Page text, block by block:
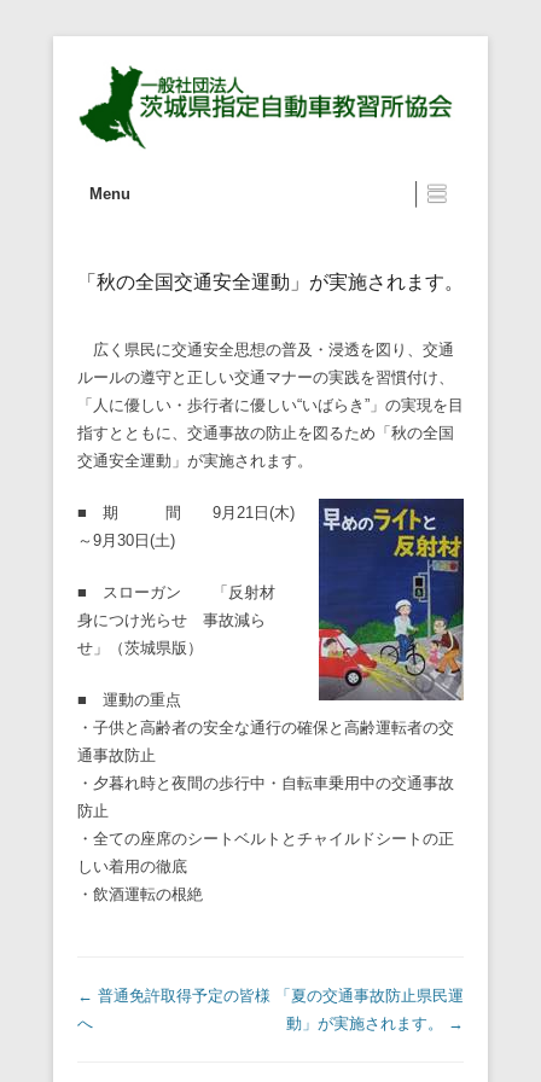
一般社団法人 茨城県指定自動車教
Menu
「秋の全国交通安全運動」が実施されます。
広く県民に交通安全思想の普及・浸透を図り、交通
ルールの遵守と正しい交通マナーの実践を習慣付け、
「人に優しい・歩行者に優しい“いばらき”」の実現を目
指すとともに、交通事故の防止を図るため「秋の全国
交通安全運動」が実施されます。
■ 期 間 9月21日(木)
～9月30日(土)
■ スローガン 「反射材
身につけ光らせ 事故減ら
せ」（茨城県版）
■ 運動の重点
・子供と高齢者の安全な通行の確保と高齢運転者の交
通事故防止
・夕暮れ時と夜間の歩行中・自転車乗用中の交通事故
防止
・全ての座席のシートベルトとチャイルドシートの正
しい着用の徹底
・飲酒運転の根絶
投稿ナビゲーション
← 普通免許取得予定の皆様
へ
「夏の交通事故防止県民運
動」が実施されます。
→